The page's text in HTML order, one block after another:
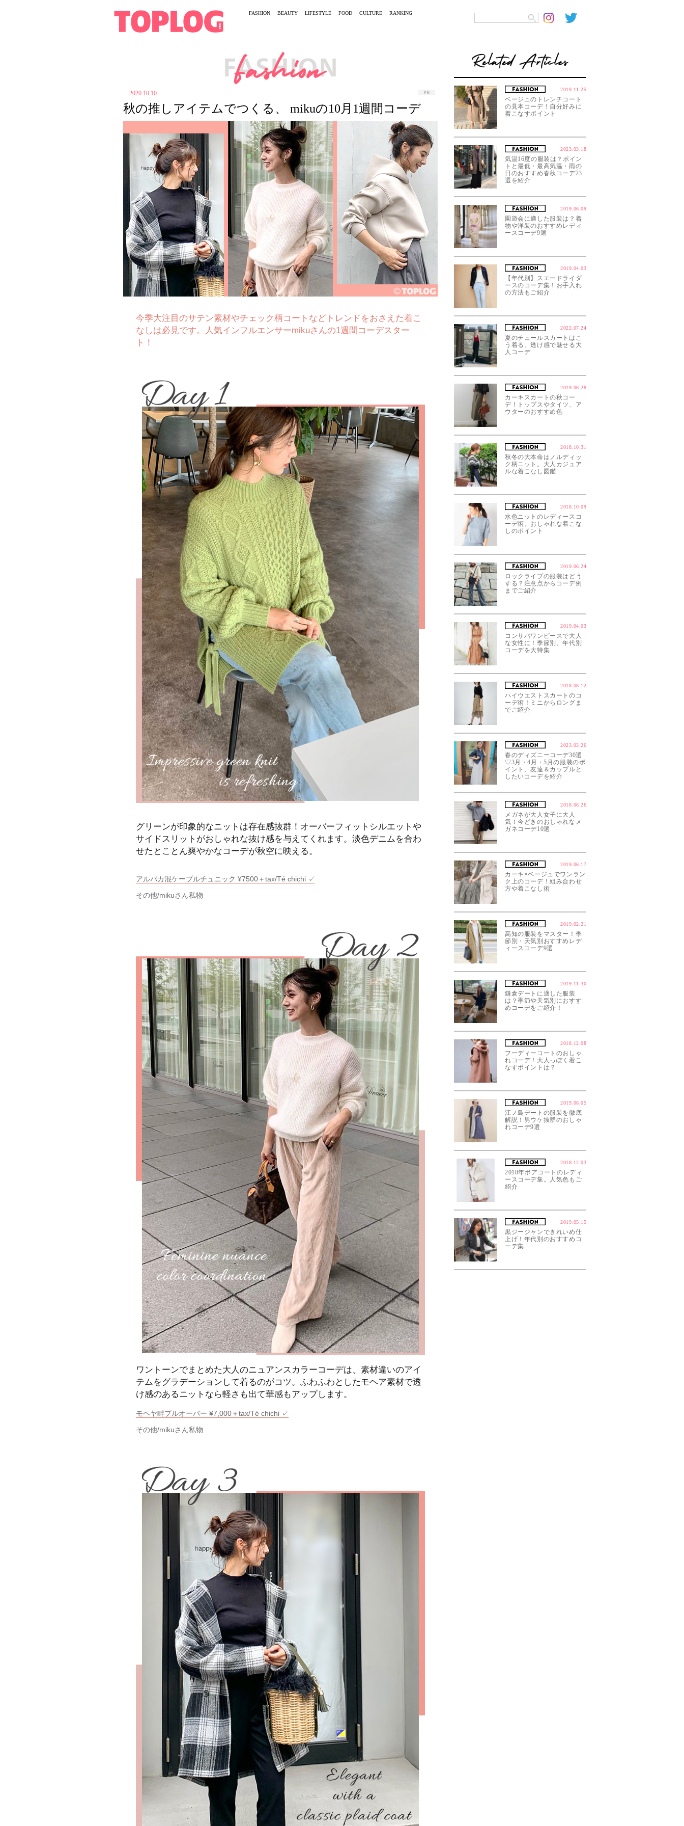
FASHION BEAUTY LIFESTYLE FOOD CULTURE RANKING
2020.10.10 PR
秋の推しアイテムでつくる、 mikuの10月1週間コーデ
今季大注目のサテン素材やチェック柄コートなどトレンドをおさえた着こ
なしは必見です。人気インフルエンサーmikuさんの1週間コーデスター
ト！
グリーンが印象的なニットは存在感抜群！オーバーフィットシルエットや
サイドスリットがおしゃれな抜け感を与えてくれます。淡色デニムを合わ
せたとことん爽やかなコーデが秋空に映える。
アルパカ混ケーブルチュニック ¥7500＋tax/Té chichi ✓
その他/mikuさん私物
ワントーンでまとめた大人のニュアンスカラーコーデは、素材違いのアイ
テムをグラデーションして着るのがコツ。ふわふわとしたモヘア素材で透
け感のあるニットなら軽さも出て華感もアップします。
モヘヤ畔プルオーバー ¥7,000＋tax/Té chichi ✓
その他/mikuさん私物
2019.11.25
ベージュのトレンチコート
の見本コーデ！自分好みに
着こなすポイント
2023.03.18
気温16度の服装は？ポイン
トと最低・最高気温・雨の
日のおすすめ春秋コーデ23
選を紹介
2019.06.09
園遊会に適した服装は？着
物や洋装のおすすめレディ
ースコーデ9選
2019.04.03
【年代別】スエードライダ
ースのコーデ集！お手入れ
の方法もご紹介
2022.07.24
夏のチュールスカートはこ
う着る。透け感で魅せる大
人コーデ
2019.06.28
カーキスカートの秋コー
デ！トップスやタイツ、ア
ウターのおすすめ色
2018.10.31
秋冬の大本命はノルディッ
ク柄ニット。大人カジュア
ルな着こなし図鑑
2018.10.09
水色ニットのレディースコ
ーデ術。おしゃれな着こな
しのポイント
2019.06.24
ロックライブの服装はどう
する？注意点からコーデ例
までご紹介
2019.04.03
コンサバワンピースで大人
な女性に！季節別、年代別
コーデを大特集
2018.08.12
ハイウエストスカートのコ
ーデ術！ミニからロングま
でご紹介
2023.03.26
春のディズニーコーデ30選
♡3月・4月・5月の服装のポ
イント、友達＆カップルと
したいコーデを紹介
2018.06.26
メガネが大人女子に大人
気！今どきのおしゃれなメ
ガネコーデ10選
2019.06.17
カーキ×ベージュでワンラン
ク上のコーデ！組み合わせ
方や着こなし術
2019.02.21
高知の服装をマスター！季
節別・天気別おすすめレデ
ィースコーデ9選
2019.11.30
鎌倉デートに適した服装
は？季節や天気別におすす
めコーデをご紹介！
2018.12.08
フーディーコートのおしゃ
れコーデ！大人っぽく着こ
なすポイントは？
2019.06.05
江ノ島デートの服装を徹底
解説！男ウケ抜群のおしゃ
れコーデ9選
2018.12.03
2018年ボアコートのレディ
ースコーデ集。人気色もご
紹介
2019.05.15
黒ジージャンできれいめ仕
上げ！年代別のおすすめコ
ーデ集